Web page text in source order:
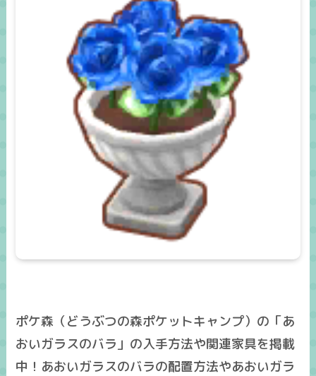
ポケ森（どうぶつの森ポケットキャンプ）の「あ
おいガラスのバラ」の入手方法や関連家具を掲載
中！あおいガラスのバラの配置方法やあおいガラ